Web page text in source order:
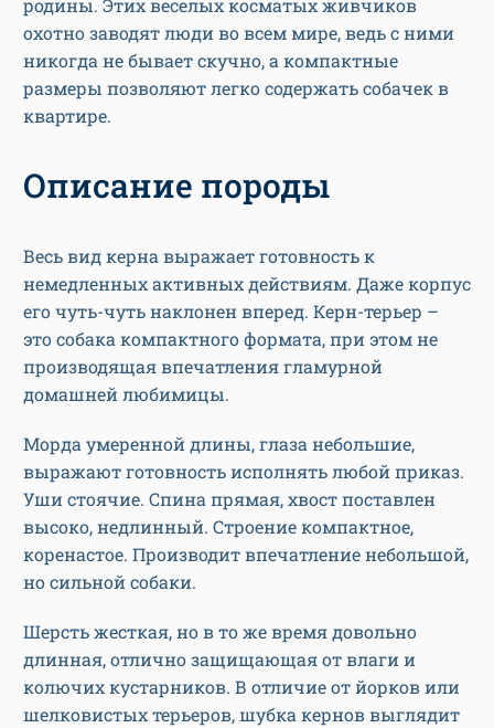
родины. Этих веселых косматых живчиков
охотно заводят люди во всем мире, ведь с ними
никогда не бывает скучно, а компактные
размеры позволяют легко содержать собачек в
квартире.
Описание породы
Весь вид керна выражает готовность к
немедленных активных действиям. Даже корпус
его чуть-чуть наклонен вперед. Керн-терьер –
это собака компактного формата, при этом не
производящая впечатления гламурной
домашней любимицы.
Морда умеренной длины, глаза небольшие,
выражают готовность исполнять любой приказ.
Уши стоячие. Спина прямая, хвост поставлен
высоко, недлинный. Строение компактное,
коренастое. Производит впечатление небольшой,
но сильной собаки.
Шерсть жесткая, но в то же время довольно
длинная, отлично защищающая от влаги и
колючих кустарников. В отличие от йорков или
шелковистых терьеров, шубка кернов выглядит